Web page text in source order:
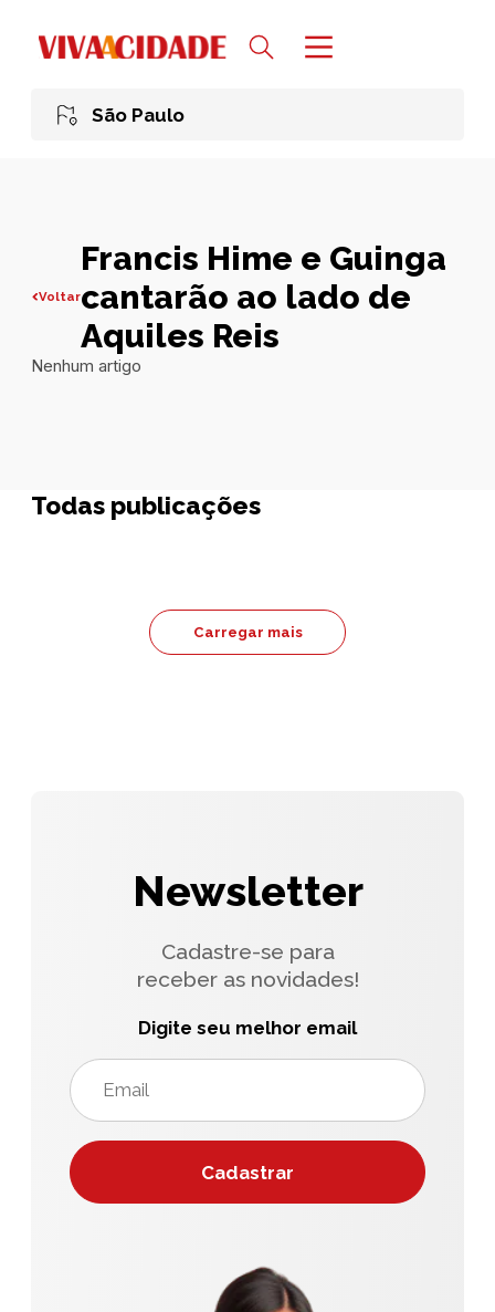
São Paulo
Voltar
Francis Hime e Guinga
cantarão ao lado de
Aquiles Reis
Nenhum artigo
Todas publicações
Carregar mais
Newsletter
Cadastre-se para
receber as novidades!
Digite seu melhor email